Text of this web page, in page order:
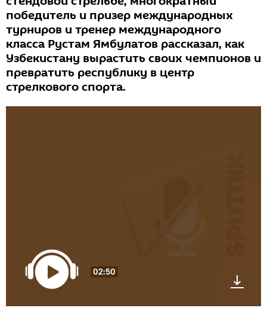
победитель и призер международных
турниров и тренер международного
класса Рустам Ямбулатов рассказал, как
Узбекистану вырастить своих чемпионов и
превратить республику в центр
стрелкового спорта.
02:50